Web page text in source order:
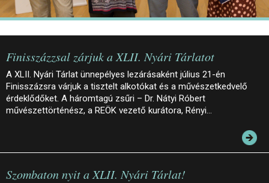
Finisszázzsal zárjuk a XLII. Nyári Tárlatot
A XLII. Nyári Tárlat ünnepélyes lezárásaként július 21-én
Finisszázsra várjuk a tisztelt alkotókat és a művészetkedvelő
érdeklődőket. A háromtagú zsűri – Dr. Nátyi Róbert
művészettörténész, a REÖK vezető kurátora, Rényi…
Szombaton nyit a XLII. Nyári Tárlat!